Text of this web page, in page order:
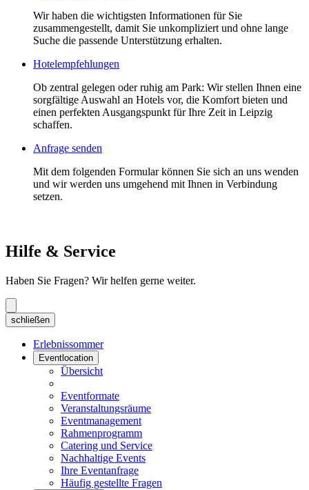
Wir haben die wichtigsten Informationen für Sie
zusammengestellt, damit Sie unkompliziert und ohne lange
Suche die passende Unterstützung erhalten.
Hotelempfehlungen
Ob zentral gelegen oder ruhig am Park: Wir stellen Ihnen eine
sorgfältige Auswahl an Hotels vor, die Komfort bieten und
einen perfekten Ausgangspunkt für Ihre Zeit in Leipzig
schaffen.
Anfrage senden
Mit dem folgenden Formular können Sie sich an uns wenden
und wir werden uns umgehend mit Ihnen in Verbindung
setzen.
Hilfe & Service
Haben Sie Fragen? Wir helfen gerne weiter.
schließen
Erlebnissommer
Eventlocation
Übersicht
Eventformate
Veranstaltungsräume
Eventmanagement
Rahmenprogramm
Catering und Service
Nachhaltige Events
Ihre Eventanfrage
Häufig gestellte Fragen